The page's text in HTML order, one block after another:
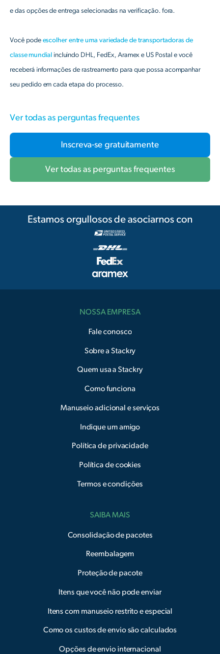
e das opções de entrega selecionadas na verificação. fora.
Você pode escolher entre uma variedade de transportadoras de
classe mundialincluindo DHL, FedEx, Aramex e US Postal e você
receberá informações de rastreamento para que possa acompanhar
seu pedido em cada etapa do processo.
Ver todas as perguntas frequentes
Inscreva-se gratuitamente
Ver todas as perguntas frequentes
Estamos orgullosos de asociarnos con
NOSSA EMPRESA
Fale conosco
Sobre a Stackry
Quem usa a Stackry
Como funciona
Manuseio adicional e serviços
Indique um amigo
Política de privacidade
Política de cookies
Termos e condições
SAIBA MAIS
Consolidação de pacotes
Reembalagem
Proteção de pacote
Itens que você não pode enviar
Itens com manuseio restrito e especial
Como os custos de envio são calculados
Opções de envio internacional